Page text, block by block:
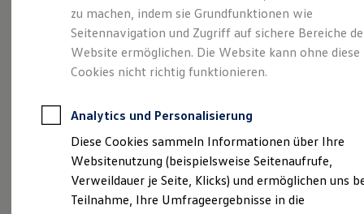
Leasing-Angebote
Gebrauchtwagen Leasing
Junge Gebrauchtwagen-Leasing
Elektroauto Leasing
Kleinwagen-Leasing
Leasing ohne Anzahlung
Autokredit mit Schlussrate
Versicherungen und Garantien
Kfz-Versicherung
Restschuldversicherungen
Garantien
Wartungsverträge
Geschäftskunden
Stilvollelektrisch. Der
ID.5
zu machen, indem sie Grundfunktionen wie
Seitennavigation und Zugriff auf sichere Bereiche
Website ermöglichen. Die Website kann ohne diese
Cookies nicht richtig funktionieren.
Analytics und Personalisierung
Diese Cookies sammeln Informationen über Ihre
Websitenutzung (beispielsweise Seitenaufrufe,
Verweildauer je Seite, Klicks) und ermöglichen uns
Teilnahme, Ihre Umfrageergebnisse in die